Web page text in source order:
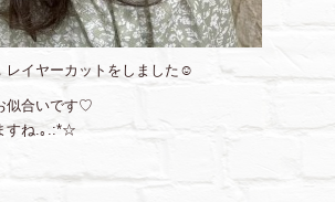
レイヤーカットをしました☺︎
似合いです♡
すね.｡.:*☆